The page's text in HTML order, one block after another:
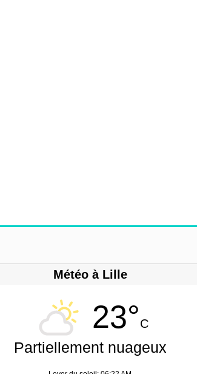
Météo à Lille
23°C
Partiellement nuageux